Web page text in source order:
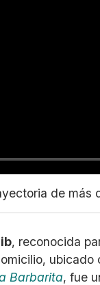
de
, reconocida
Barbarita, fue